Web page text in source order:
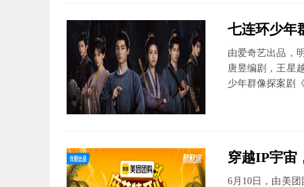
七连环少年
由爱奇艺出品，
唐昱编剧，王星
少年群像探案剧
穿越IP宇宙
6月10日，由美